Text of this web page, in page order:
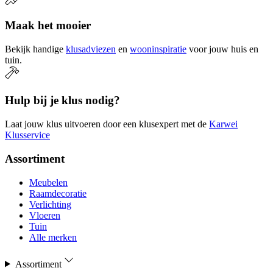
Maak het mooier
Bekijk handige klusadviezen en wooninspiratie voor jouw huis en
tuin.
Hulp bij je klus nodig?
Laat jouw klus uitvoeren door een klusexpert met de Karwei
Klusservice
Assortiment
Meubelen
Raamdecoratie
Verlichting
Vloeren
Tuin
Alle merken
Assortiment